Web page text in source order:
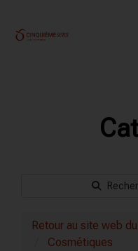
Retour au site web
Cosmétiques